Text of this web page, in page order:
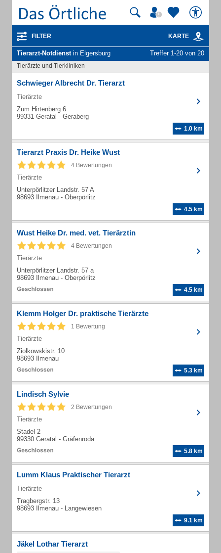
FILTER KARTE
Tierarzt-Notdienstin Elgersburg Treffer 1-20 von 20
Tierärzte und Tierkliniken
Schwieger Albrecht Dr. Tierarzt
Tierärzte
Zum Hirtenberg 6
99331 Geratal - Geraberg
1.0 km
Tierarzt Praxis Dr. Heike Wust
4 Bewertungen
Tierärzte
Unterpörlitzer Landstr. 57 A
98693 Ilmenau - Oberpörlitz
4.5 km
Wust Heike Dr. med. vet. Tierärztin
4 Bewertungen
Tierärzte
Unterpörlitzer Landstr. 57 a
98693 Ilmenau - Oberpörlitz
4.5 km
Klemm Holger Dr. praktische Tierärzte
1 Bewertung
Tierärzte
Ziolkowskistr. 10
98693 Ilmenau
5.3 km
Lindisch Sylvie
2 Bewertungen
Tierärzte
Stadel 2
99330 Geratal - Gräfenroda
5.8 km
Lumm Klaus Praktischer Tierarzt
Tierärzte
Tragbergstr. 13
98693 Ilmenau - Langewiesen
9.1 km
Jäkel Lothar Tierarzt